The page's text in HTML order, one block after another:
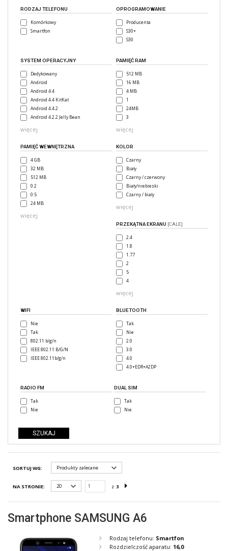
RODZAJ TELEFONU
Komórkowy
Smartfon
OPROGRAMOWANIE
Producenta
S30+
S30
SYSTEM OPERACYJNY
Dedykowany
Android
Android 4.4
Android 4.4 KitKat
Android 4.4.2
Android 4.2.2 Jelly Bean
więcej
PAMIĘĆ RAM
512 MB
16 MB
4 MB
1
24MB
3
więcej
PAMIĘĆ WEWNĘTRZNA
4 GB
32 MB
512 MB
0.2
0.5
24 MB
więcej
KOLOR
Czarny
Biały
Czarny / czerwony
Biały/niebieski
Czarny / biały
więcej
PRZEKĄTNA EKRANU [CALE]
2.4
1.8
1.77
2
5
4
więcej
WIFI
Nie
Tak
802.11 b/g/n
IEEE 802.11 B/G/N
IEEE 802.11b/g/n
BLUETOOTH
Tak
Nie
2.0
3.0
4.0
4.0+EDR+A2DP
RADIO FM
Tak
Nie
DUAL SIM
Tak
Nie
SORTUJ WG: Produkty zalecane
NA STRONIE: 20 z 3
Smartphone SAMSUNG A6
Rodzaj telefonu: Smartfon
Rozdzielczość aparatu: 16,0